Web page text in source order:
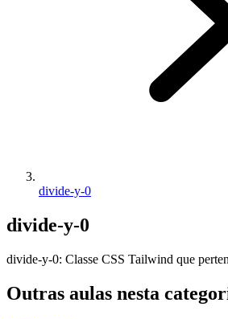
divide-y-0
divide-y-0
divide-y-0: Classe CSS Tailwind que
Outras aulas nesta